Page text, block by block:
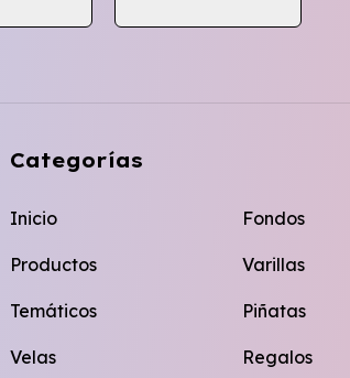
Categorías
Inicio
Productos
Temáticos
Velas
Fondos
Varillas
Piñatas
Regalos